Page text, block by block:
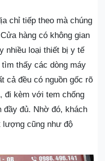
chỉ tiếp theo mà chúng
hàng có không gian
nhiều loại thiết bị y tế
thấy các dòng máy
cả đều có nguồn gốc rõ
đi kèm với tem chống
đầy đủ. Nhờ đó, khách
lượng cũng như độ